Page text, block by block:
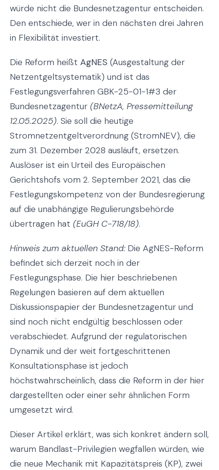
würde nicht die Bundesnetzagentur entscheiden.
Den entschiede, wer in den nächsten drei Jahren
in Flexibilität investiert.
Die Reform heißt AgNES (Ausgestaltung der
Netzentgeltsystematik) und ist das
Festlegungsverfahren GBK-25-01-1#3 der
Bundesnetzagentur (BNetzA, Pressemitteilung
12.05.2025). Sie soll die heutige
Stromnetzentgeltverordnung (StromNEV), die
zum 31. Dezember 2028 ausläuft, ersetzen.
Auslöser ist ein Urteil des Europäischen
Gerichtshofs vom 2. September 2021, das die
Festlegungskompetenz von der Bundesregierung
auf die unabhängige Regulierungsbehörde
übertragen hat (EuGH C-718/18).
Hinweis zum aktuellen Stand:Die AgNES-Reform
befindet sich derzeit noch in der
Festlegungsphase. Die hier beschriebenen
Regelungen basieren auf dem aktuellen
Diskussionspapier der Bundesnetzagentur und
sind noch nicht endgültig beschlossen oder
verabschiedet. Aufgrund der regulatorischen
Dynamik und der weit fortgeschrittenen
Konsultationsphase ist jedoch
höchstwahrscheinlich, dass die Reform in der hier
dargestellten oder einer sehr ähnlichen Form
umgesetzt wird.
Dieser Artikel erklärt, was sich konkret ändern soll,
warum Bandlast-Privilegien wegfallen würden, wie
die neue Mechanik mit Kapazitätspreis (KP), zwei